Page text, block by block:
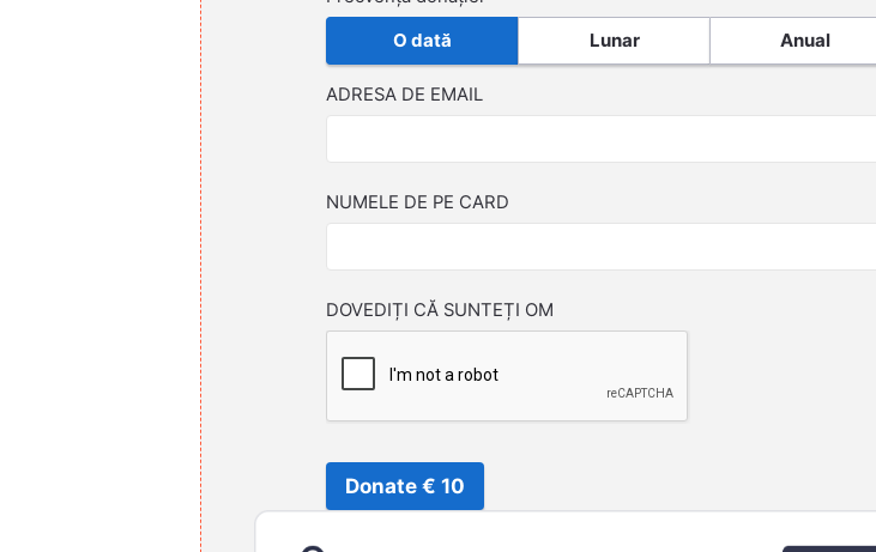
O dată Lunar Anual
ADRESA DE EMAIL
NUMELE DE PE CARD
DOVEDIȚI CĂ SUNTEȚI OM
Donate € 10